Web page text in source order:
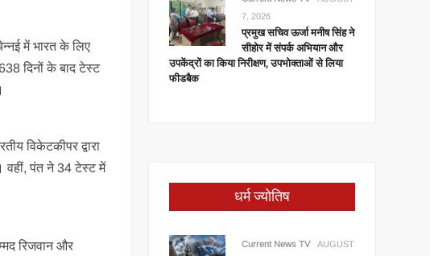
में भारत के लिए
दिनों के बाद टेस्ट
विकेटकीपर द्वारा
वहीं, पंत ने 34 टेस्ट में
रिजवान और
7, 2026
प्रमुख सचिव ऊर्जा मनीष सिंह ने
सीहोर में संपर्क अभियान और
उपकेंद्रों का किया निरीक्षण, उपभोक्ताओं से लिया
फीडबैक
धर्म ज्योतिष
Current News TV
AUGUST